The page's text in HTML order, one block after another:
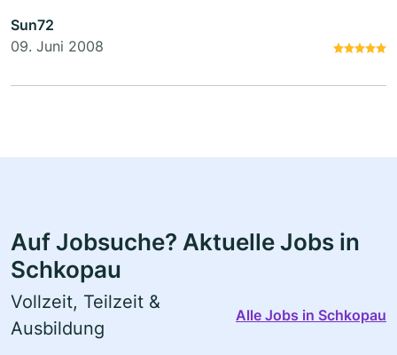
Sun72
09. Juni 2008
Auf Jobsuche? Aktuelle Jobs in
Schkopau
Vollzeit, Teilzeit &
Ausbildung
Alle Jobs in Schkopau